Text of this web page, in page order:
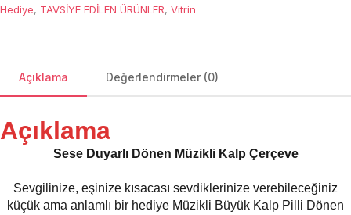
Hediye, TAVSİYE EDİLEN ÜRÜNLER, Vitrin
Açıklama Değerlendirmeler (0)
Açıklama
Sese Duyarlı Dönen Müzikli Kalp Çerçeve
Sevgilinize, eşinize kısacası sevdiklerinize verebileceğiniz
küçük ama anlamlı bir hediye Müzikli Büyük Kalp Pilli Dönen